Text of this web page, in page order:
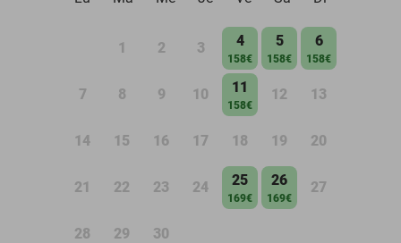
1 2 3 4
158€
5
158€
6
158€
7 8 9 10 11
158€
12 13
14 15 16 17 18 19 20
21 22 23 24 25
169€
26
169€
27
28 29 30